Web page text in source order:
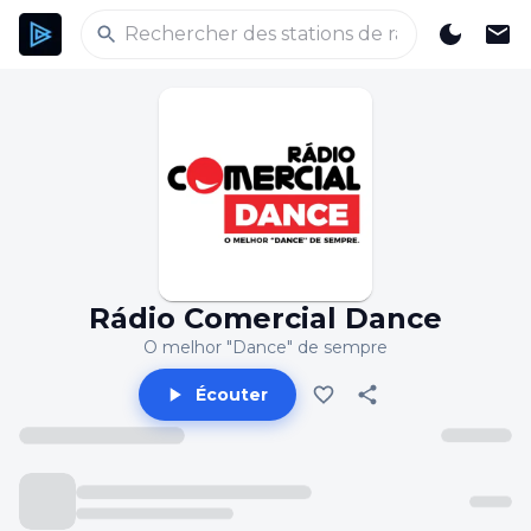
Rádio Comercial Dance
O melhor "Dance" de sempre
Écouter